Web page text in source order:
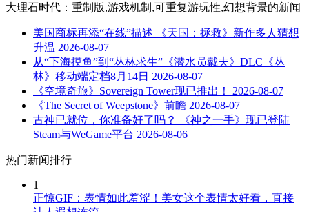
大理石时代：重制版,游戏机制,可重复游玩性,幻想背景的新闻
美国商标再添“在线”描述 《天国：拯救》新作多人猜想
升温 2026-08-07
从“下海摸鱼”到“丛林求生”《潜水员戴夫》DLC《丛
林》移动端定档8月14日 2026-08-07
《空境奇旅》Sovereign Tower现已推出！
2026-08-07
《The Secret of Weepstone》前瞻 2026-08-07
古神已就位，你准备好了吗？ 《神之一手》现已登陆
Steam与WeGame平台 2026-08-06
热门新闻排行
1
正惊GIF：表情如此羞涩！美女这个表情太好看，直接